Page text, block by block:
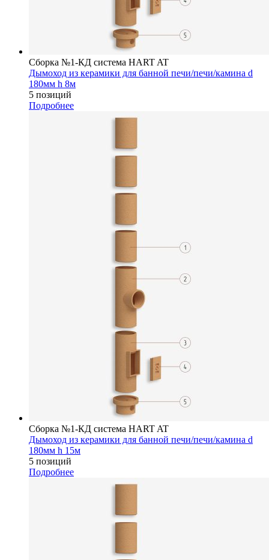
Сборка №1-КД система HART AT
Дымоход из керамики для банной печи/печи/камина d
180мм h 8м
5 позиций
Подробнее
Сборка №1-КД система HART AT
Дымоход из керамики для банной печи/печи/камина d
180мм h 15м
5 позиций
Подробнее